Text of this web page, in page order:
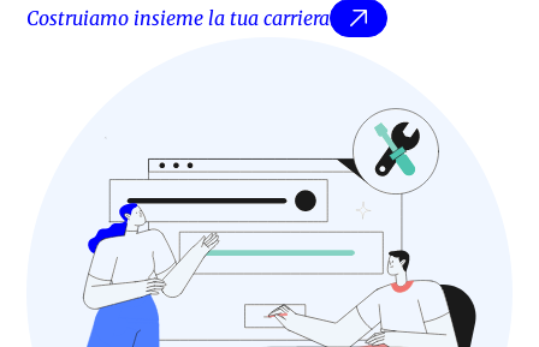
Costruiamo insieme la tua carriera